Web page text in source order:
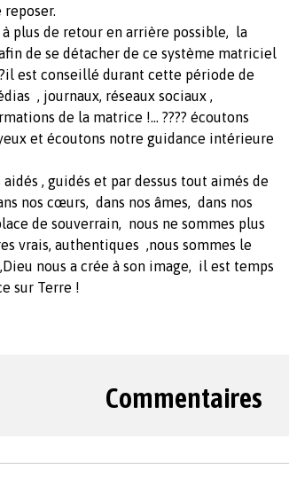
plus de retour en arrière possible, la
de se détacher de ce système matriciel
est conseillé durant cette période de
, journaux, réseaux sociaux ,
de la matrice !... ???? écoutons
et écoutons notre guidance intérieure
, guidés et par dessus tout aimés de
nos cœurs, dans nos âmes, dans nos
de souverrain, nous ne sommes plus
vrais, authentiques ,nous sommes le
nous a crée à son image, il est temps
sur Terre !
Commentaires